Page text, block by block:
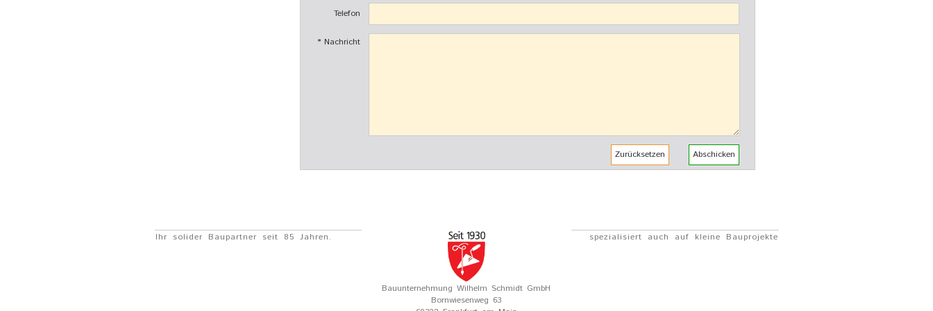
Telefon
* Nachricht
Ihr solider Baupartner seit 85 Jahren.
Bauunternehmung Wilhelm Schmidt GmbH
Bornwiesenweg 63
spezialisiert auch auf kleine Bauprojekte